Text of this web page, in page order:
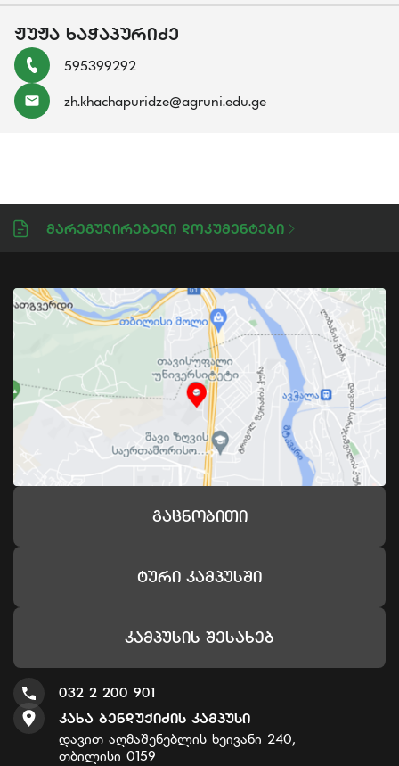
ᲟᲣᲟᲐ ᲮᲐᲭᲐᲞᲣᲠᲘᲫᲔ
595399292
zh.khachapuridze@agruni.edu.ge
Მარეგულირებელი Დოკუმენტები
Გაცნობითი
Ტური Კამპუსში
Კამპუსის Შესახებ
032 2 200 901
Კახა Ბენდუქიძის Კამპუსი
დავით აღმაშენებლის ხეივანი 240,
თბილისი 0159